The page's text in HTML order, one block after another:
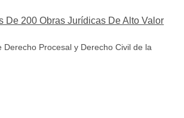
200 Obras Jurídicas De Alto Valor
Procesal y Derecho Civil de la